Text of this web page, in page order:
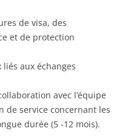
de visa, des
et de protection
aux échanges
avec l’équipe
de service concernant les
durée (5 -12 mois).